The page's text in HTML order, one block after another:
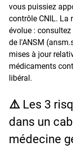
vous puissiez
contrôle CNIL. La
évolue :
de l'ANSM
mises à jour
médicaments
libéral.
⚠️ Les 3
dans un
médecine